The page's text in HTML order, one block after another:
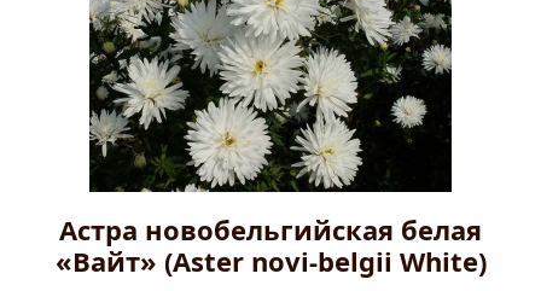
Астра новобельгийская белая
«Вайт» (Aster novi-belgii White)